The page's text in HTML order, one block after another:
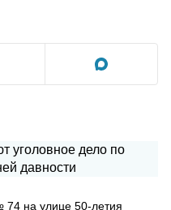
на улице 50-летия